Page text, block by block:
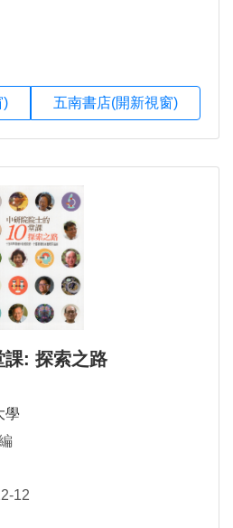
) 五南書店(開新視窗)
課: 探索之路
學
12